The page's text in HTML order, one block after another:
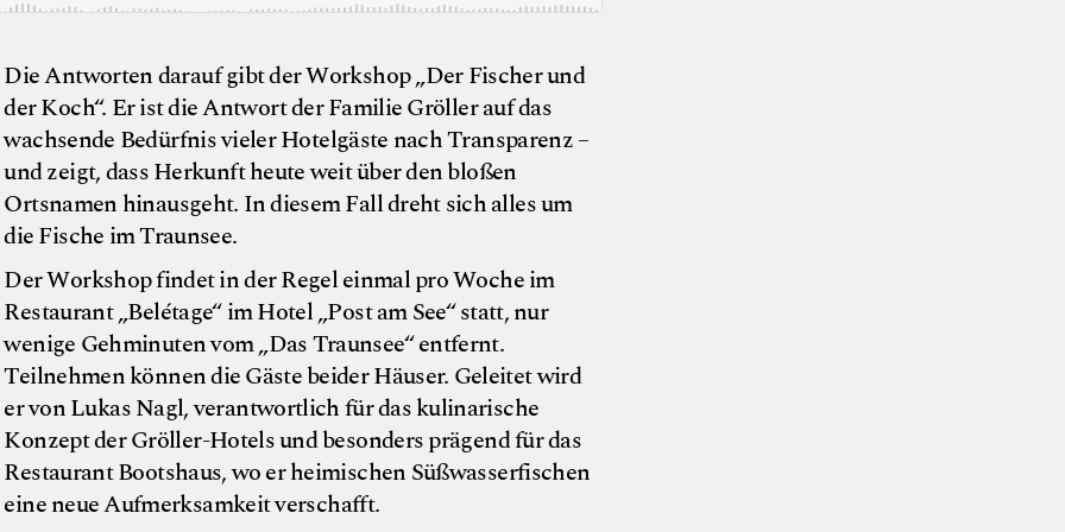
Die Antworten darauf gibt der Workshop „Der Fischer und
der Koch“. Er ist die Antwort der Familie Gröller auf das
wachsende Bedürfnis vieler Hotelgäste nach Transparenz –
und zeigt, dass Herkunft heute weit über den bloßen
Ortsnamen hinausgeht. In diesem Fall dreht sich alles um
die Fische im Traunsee.
Der Workshop findet in der Regel einmal pro Woche im
Restaurant „Belétage“ im Hotel „Post am See“ statt, nur
wenige Gehminuten vom „Das Traunsee“ entfernt.
Teilnehmen können die Gäste beider Häuser. Geleitet wird
er von Lukas Nagl, verantwortlich für das kulinarische
Konzept der Gröller-Hotels und besonders prägend für das
Restaurant Bootshaus, wo er heimischen Süßwasserfischen
eine neue Aufmerksamkeit verschafft.